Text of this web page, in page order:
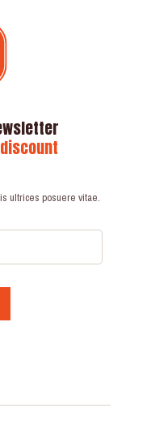
ultrices posuere vitae.